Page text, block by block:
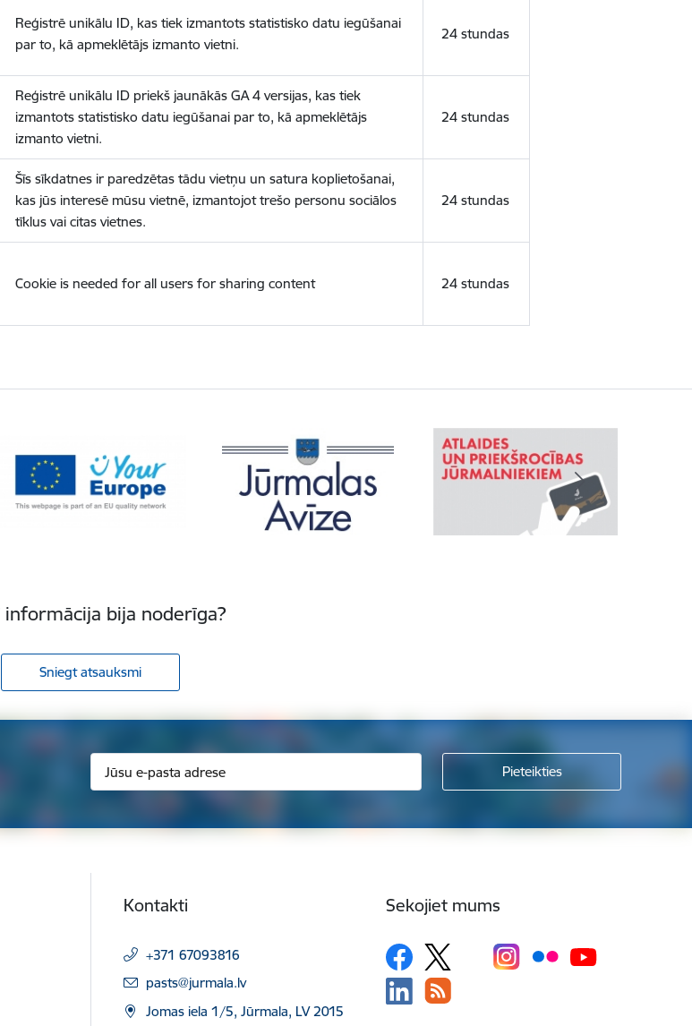
Reģistrē unikālu ID, kas tiek izmantots statistisko datu iegūšanai
par to, kā apmeklētājs izmanto vietni.
24 stundas
Reģistrē unikālu ID priekš jaunākās GA 4 versijas, kas tiek
izmantots statistisko datu iegūšanai par to, kā apmeklētājs
izmanto vietni.
24 stundas
Šīs sīkdatnes ir paredzētas tādu vietņu un satura koplietošanai,
kas jūs interesē mūsu vietnē, izmantojot trešo personu sociālos
tīklus vai citas vietnes.
24 stundas
Cookie is needed for all users for sharing content 24 stundas
informācija bija noderīga?
Sniegt atsauksmi
Kontakti
+371 67093816
E-pasts:
pasts@jurmala.lv
Jomas iela 1/5, Jūrmala, LV 2015
Sekojiet mums